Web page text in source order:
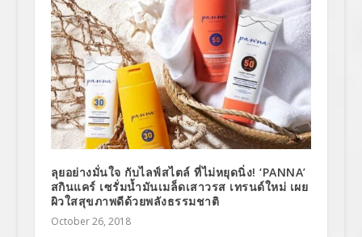
ลุยอย่างมั่นใจ กับไลฟ์สไตล์ ที่ไม่หยุดนิ่ง! ‘PANNA’
สกินแคร์ เซรั่มน้ำมันเมล็ดเสาวรส เทรนด์ใหม่ เผย
ผิวใสสุขภาพดีด้วยพลังธรรมชาติ
October 26, 2018